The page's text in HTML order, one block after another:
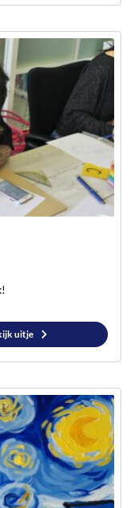
uitje